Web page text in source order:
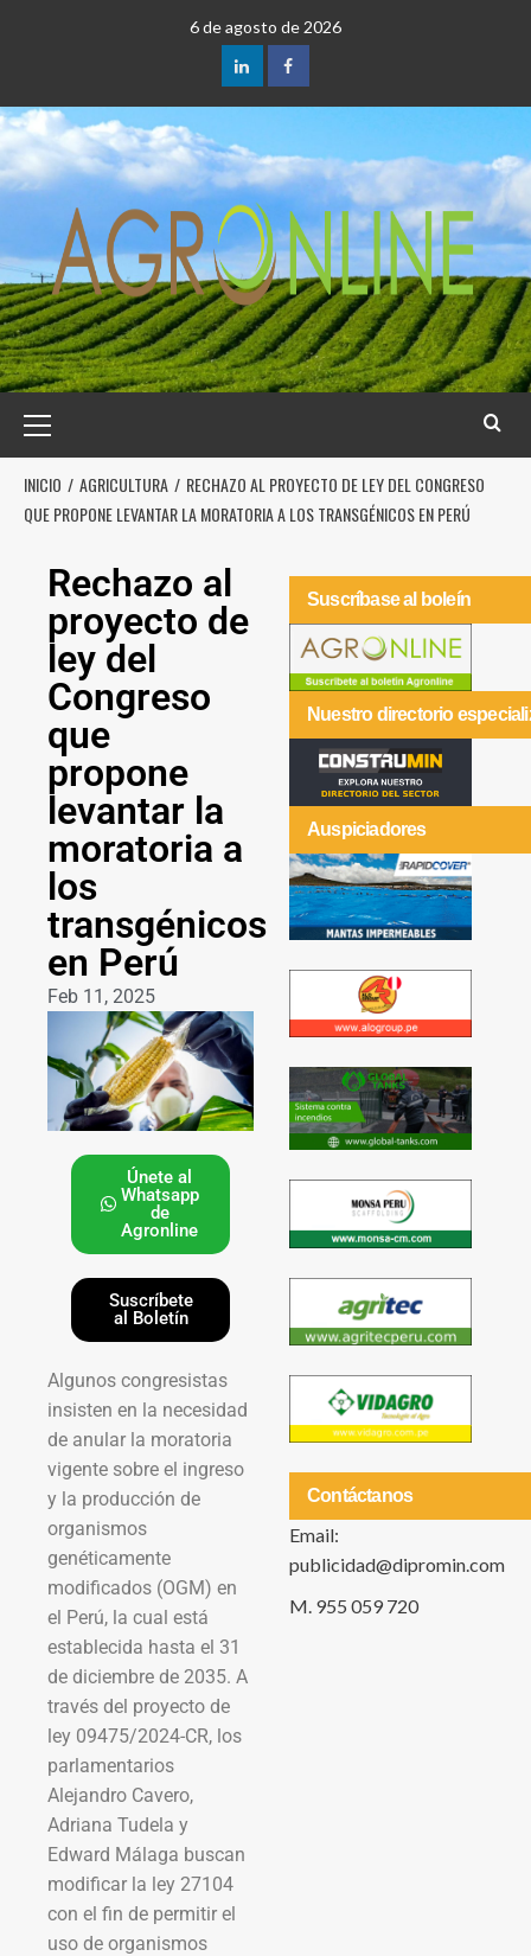
6 de agosto de 2026
INICIO AGRICULTURA
RECHAZO AL PROYECTO DE LEY DEL CONGRESO
QUE PROPONE LEVANTAR LA MORATORIA A LOS TRANSGÉNICOS EN PERÚ
Rechazo al
proyecto de
ley del
Congreso
que
propone
levantar la
moratoria a
los
transgénicos
en Perú
Feb 11, 2025
Únete al
Whatsapp
de
Agronline
Suscríbete
al Boletín
Algunos congresistas
insisten en la necesidad
de anular la moratoria
vigente sobre el ingreso
y la producción de
organismos
genéticamente
modificados (OGM) en
el Perú, la cual está
establecida hasta el 31
de diciembre de 2035. A
través del proyecto de
ley 09475/2024-CR, los
parlamentarios
Alejandro Cavero,
Adriana Tudela y
Edward Málaga buscan
modificar la ley 27104
con el fin de permitir el
uso de organismos
Suscríbase al boleín
Nuestro directorio
Auspiciadores
Contáctanos
Email:
publicidad@dipromin.com
M. 955 059 720